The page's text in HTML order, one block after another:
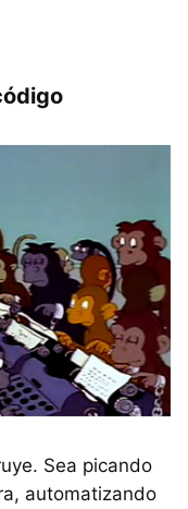
Sea picando
automatizando